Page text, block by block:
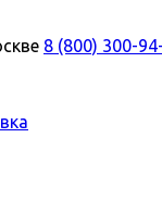
8 (800) 300-